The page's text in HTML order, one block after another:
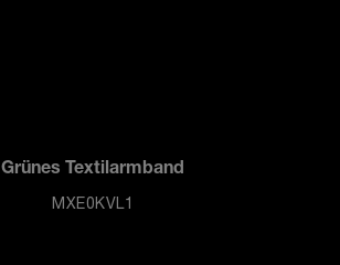
Grünes Textilarmband
MXE0KVL1